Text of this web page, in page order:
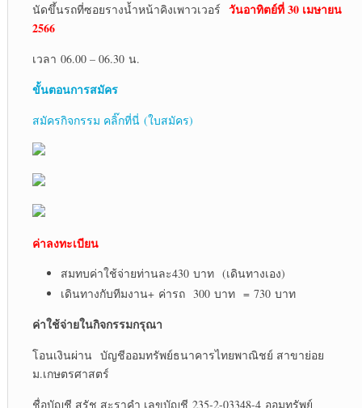
นัดขึ้นรถที่ซอยรางน้ำหน้าคิงเพาวเวอร์ วันอาทิตย์ที่ 30 เมษายน
2566
เวลา 06.00 – 06.30 น.
ขั้นตอนการสมัคร
สมัครกิจกรรม คลิ๊กที่นี่ (ใบสมัคร)
ค่าลงทะเบียน
สมทบค่าใช้จ่ายท่านละ430 บาท (เดินทางเอง)
เดินทางกับทีมงาน+ ค่ารถ 300 บาท = 730 บาท
ค่าใช้จ่ายในกิจกรรมกรุณา
โอนเงินผ่าน บัญชีออมทรัพย์ธนาคารไทยพาณิชย์ สาขาย่อย
ม.เกษตรศาสตร์
ชื่อบัญชี สุรัช สะราคำ เลขบัญชี 235-2-03348-4 ออมทรัพย์